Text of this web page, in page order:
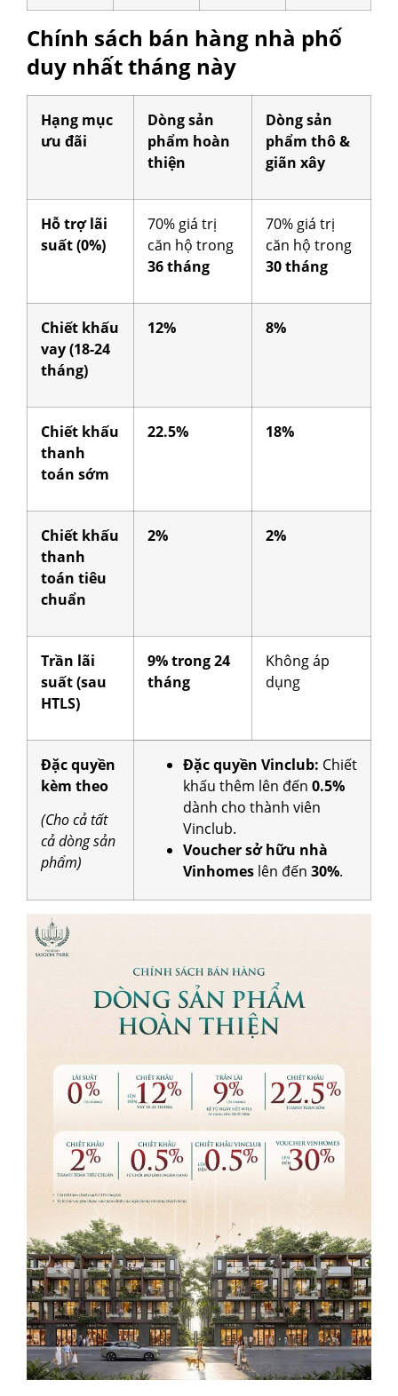
Chính sách bán hàng nhà phố
duy nhất tháng này
Hạng mục
ưu đãi
Dòng sản
phẩm hoàn
thiện
Dòng sản
phẩm thô &
giãn xây
Hỗ trợ lãi
suất (0%)
70% giá trị
căn hộ trong
36 tháng
70% giá trị
căn hộ trong
30 tháng
Chiết khấu
vay (18-24
tháng)
12% 8%
Chiết khấu
thanh
toán sớm
22.5% 18%
Chiết khấu
thanh
toán tiêu
chuẩn
2% 2%
Trần lãi
suất (sau
HTLS)
9% trong 24
tháng
Không áp
dụng
Đặc quyền
kèm theo
(Cho cả tất
cả dòng sản
phẩm)
Đặc quyền Vinclub: Chiết
khấu thêm lên đến 0.5%
dành cho thành viên
Vinclub.
Voucher sở hữu nhà
Vinhomes lên đến 30%.